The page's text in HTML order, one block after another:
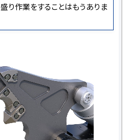
盛り作業をすることはもうありま